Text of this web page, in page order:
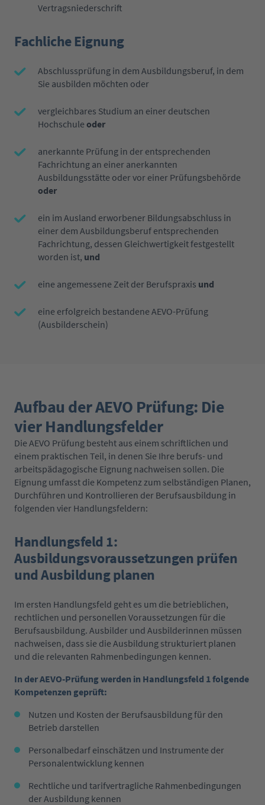
Vertragsniederschrift
Fachliche Eignung
Abschlussprüfung in dem Ausbildungsberuf, in dem
Sie ausbilden möchten oder
vergleichbares Studium an einer deutschen
Hochschule oder
anerkannte Prüfung in der entsprechenden
Fachrichtung an einer anerkannten
Ausbildungsstätte oder vor einer Prüfungsbehörde
oder
ein im Ausland erworbener Bildungsabschluss in
einer dem Ausbildungsberuf entsprechenden
Fachrichtung, dessen Gleichwertigkeit festgestellt
worden ist, und
eine angemessene Zeit der Berufspraxis und
eine erfolgreich bestandene AEVO-Prüfung
(Ausbilderschein)
Aufbau der AEVO Prüfung: Die
vier Handlungsfelder
Die AEVO Prüfung besteht aus einem schriftlichen und
einem praktischen Teil, in denen Sie Ihre berufs- und
arbeitspädagogische Eignung nachweisen sollen. Die
Eignung umfasst die Kompetenz zum selbständigen Planen,
Durchführen und Kontrollieren der Berufsausbildung in
folgenden vier Handlungsfeldern:
Handlungsfeld 1:
Ausbildungsvoraussetzungen prüfen
und Ausbildung planen
Im ersten Handlungsfeld geht es um die betrieblichen,
rechtlichen und personellen Voraussetzungen für die
Berufsausbildung. Ausbilder und Ausbilderinnen müssen
nachweisen, dass sie die Ausbildung strukturiert planen
und die relevanten Rahmenbedingungen kennen.
In der AEVO-Prüfung werden in Handlungsfeld 1 folgende
Kompetenzen geprüft:
Nutzen und Kosten der Berufsausbildung für den
Betrieb darstellen
Personalbedarf einschätzen und Instrumente der
Personalentwicklung kennen
Rechtliche und tarifvertragliche Rahmenbedingungen
der Ausbildung kennen